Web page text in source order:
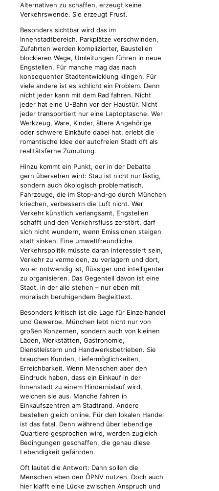
Alternativen zu schaffen, erzeugt keine
Verkehrswende. Sie erzeugt Frust.
Besonders sichtbar wird das im
Innenstadtbereich. Parkplätze verschwinden,
Zufahrten werden komplizierter, Baustellen
blockieren Wege, Umleitungen führen in neue
Engstellen. Für manche mag das nach
konsequenter Stadtentwicklung klingen. Für
viele andere ist es schlicht ein Problem. Denn
nicht jeder kann mit dem Rad fahren. Nicht
jeder hat eine U-Bahn vor der Haustür. Nicht
jeder transportiert nur eine Laptoptasche. Wer
Werkzeug, Ware, Kinder, ältere Angehörige
oder schwere Einkäufe dabei hat, erlebt die
romantische Idee der autofreien Stadt oft als
realitätsferne Zumutung.
Hinzu kommt ein Punkt, der in der Debatte
gern übersehen wird: Stau ist nicht nur lästig,
sondern auch ökologisch problematisch.
Fahrzeuge, die im Stop-and-go durch München
kriechen, verbessern die Luft nicht. Wer
Verkehr künstlich verlangsamt, Engstellen
schafft und den Verkehrsfluss zerstört, darf
sich nicht wundern, wenn Emissionen steigen
statt sinken. Eine umweltfreundliche
Verkehrspolitik müsste daran interessiert sein,
Verkehr zu vermeiden, zu verlagern und dort,
wo er notwendig ist, flüssiger und intelligenter
zu organisieren. Das Gegenteil davon ist eine
Stadt, in der alle stehen – nur eben mit
moralisch beruhigendem Begleittext.
Besonders kritisch ist die Lage für Einzelhandel
und Gewerbe. München lebt nicht nur von
großen Konzernen, sondern auch von kleinen
Läden, Werkstätten, Gastronomie,
Dienstleistern und Handwerksbetrieben. Sie
brauchen Kunden, Liefermöglichkeiten,
Erreichbarkeit. Wenn Menschen aber den
Eindruck haben, dass ein Einkauf in der
Innenstadt zu einem Hindernislauf wird,
weichen sie aus. Manche fahren in
Einkaufszentren am Stadtrand. Andere
bestellen gleich online. Für den lokalen Handel
ist das fatal. Denn während über lebendige
Quartiere gesprochen wird, werden zugleich
Bedingungen geschaffen, die genau diese
Lebendigkeit gefährden.
Oft lautet die Antwort: Dann sollen die
Menschen eben den ÖPNV nutzen. Doch auch
hier klafft eine Lücke zwischen Anspruch und